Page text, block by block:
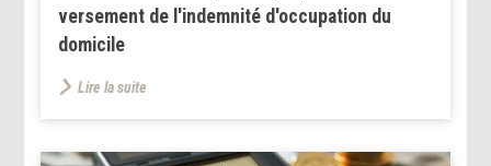
versement de l'indemnité d'occupation du
domicile
Lire la suite